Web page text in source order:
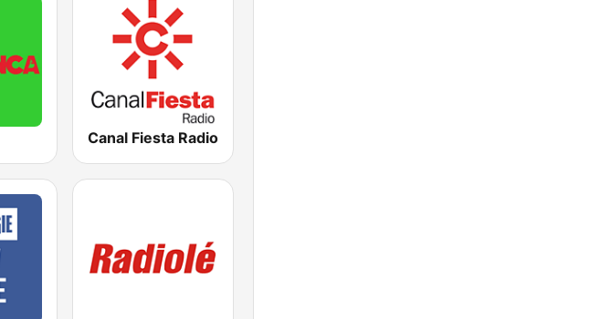
Canal Fiesta Radio